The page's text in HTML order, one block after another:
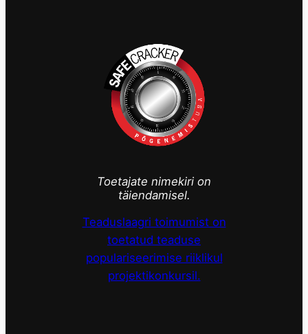
Toetajate nimekiri on
täiendamisel.
Teaduslaagri toimumist on
toetatud teaduse
populariseerimise riiklikul
projektikonkursil.